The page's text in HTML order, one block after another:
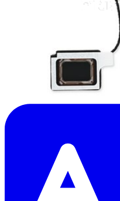
dernières éditions
Help translate